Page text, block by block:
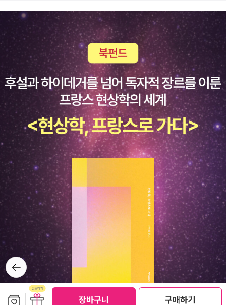
장바구니 구매하기
으니까 신뢰할 만한 책이기도 하고. 그가 어떤 책을 쓰냐면 아래와 같
은 책들을 쓴다. 말 그대로 '해룡'인가, 아님 '어룡'? 다시 <멸종>으로
돌아오면 '책은 현재가 오르도비스기, 데본기, 페름기, 트라이아스기,
백악기에 일어났던 다섯 차례의 대량 멸종에 이은 제6의 대량 멸종이
라고 말한다. 특히 제6의 대량 멸종은 진화와 멸종의 개념을 아는 유
일한 종인 인간이 자연의 균형을 철저하게 뒤집은 결과라고 지적한
다. '죽음의 기록'이기도 한 지구 생명의 역사를 때로는 담담하게, 때
로는 분노에 찬 목소리로 풀어내면서 생명체의 소중함을 얘기하는 동
시에 인류의 종말을 경고한다.' 네들 다 끝났어! 사실 저 우주공간에
서 빛나는 '항성'들 또한 '역사'를 갖는 것이니 이런 멸종의 위협이 구
체적인 '실감'으로 다가서지 않을 수도 있겠다(그래서 어쨌다는 거
야?). 좀더 '노골적인' 경고를 기대한다면 엘 고어의 <불편한 진실>
(좋은생각, 2006)을 펼쳐들어야 하는지도(최근에 영화도 개봉된 듯
하다). 너무 불편하다면, 몇년 전 출간되어 파문을 불러 일으켰던 <회
의적 환경주의자>(에코리브르, 2003)와 맞대결시켜보면서 읽는 것
도 한 가지 방책이겠다. 그 길로 더 나가면 생태학적 위협(니콜라스
루만)과 위험사회(울리히 벡)를 경고하는 사회학자들의 책까지 (다
시) 챙겨볼 수도 있겠다. 오버인가? 두번째 책은 도널드 케이건의
<펠로폰네소스 전쟁사>(까치, 2006). 저자는 예일대 교수라고 하고
(<전쟁과 인간>이 이미 국역돼 있다) 국내 그리스/로마사 권위자들
이 우리말로 옮겼다. 오전에 구내서점에 가보니까 '명품서적' 30% 할
뒤로가
기